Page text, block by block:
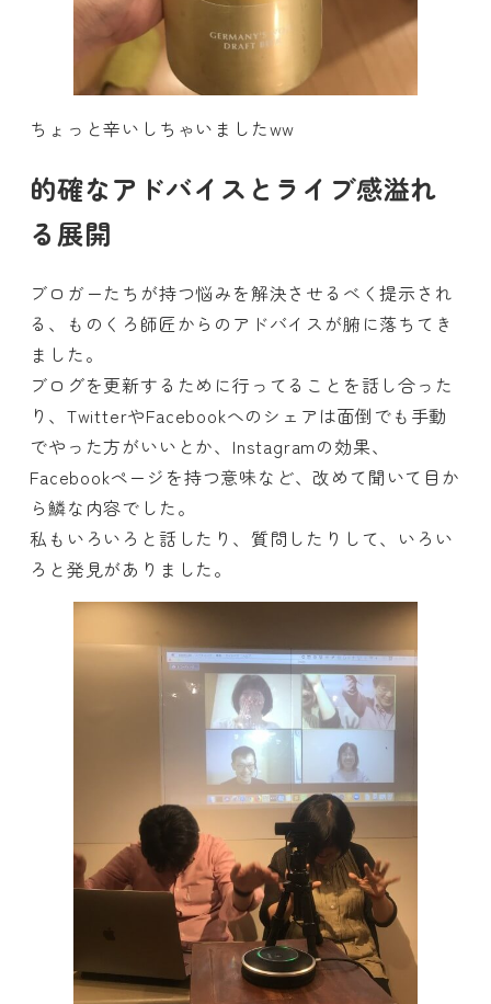
ちょっと辛いしちゃいましたww
的確なアドバイスとライブ感溢れ
る展開
ブロガーたちが持つ悩みを解決させるべく提示され
る、ものくろ師匠からのアドバイスが腑に落ちてき
ました。
ブログを更新するために行ってることを話し合った
り、TwitterやFacebookへのシェアは面倒でも手動
でやった方がいいとか、Instagramの効果、
Facebookページを持つ意味など、改めて聞いて目か
ら鱗な内容でした。
私もいろいろと話したり、質問したりして、いろい
ろと発見がありました。